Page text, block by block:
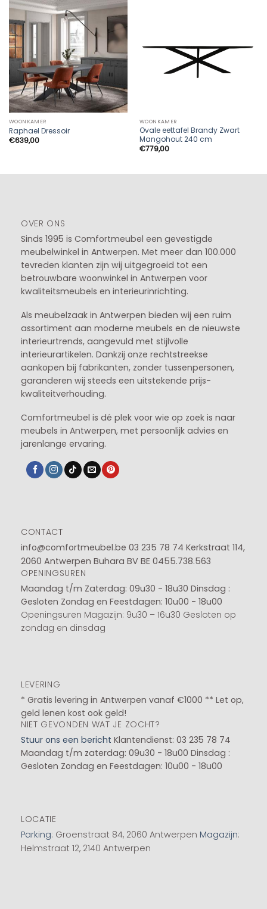
WOONKAMER
Raphael Dressoir
€639,00
WOONKAMER
Ovale eettafel Brandy Zwart
Mangohout 240 cm
€779,00
OVER ONS
Sinds 1995 is Comfortmeubel een gevestigde
meubelwinkel in Antwerpen. Met meer dan 100.000
tevreden klanten zijn wij uitgegroeid tot een
betrouwbare woonwinkel in Antwerpen voor
kwaliteitsmeubels en interieurinrichting.
Als meubelzaak in Antwerpen bieden wij een ruim
assortiment aan moderne meubels en de nieuwste
interieurtrends, aangevuld met stijlvolle
interieurartikelen. Dankzij onze rechtstreekse
aankopen bij fabrikanten, zonder tussenpersonen,
garanderen wij steeds een uitstekende prijs-
kwaliteitverhouding.
Comfortmeubel is dé plek voor wie op zoek is naar
meubels in Antwerpen, met persoonlijk advies en
jarenlange ervaring.
CONTACT
info@comfortmeubel.be 03 235 78 74 Kerkstraat 114,
2060 Antwerpen Buhara BV BE 0455.738.563
OPENINGSUREN
Maandag t/m Zaterdag: 09u30 - 18u30 Dinsdag :
Gesloten Zondag en Feestdagen: 10u00 - 18u00
Openingsuren Magazijn: 9u30 – 16u30 Gesloten op
zondag en dinsdag
LEVERING
* Gratis levering in Antwerpen vanaf €1000 ** Let op,
geld lenen kost ook geld!
NIET GEVONDEN WAT JE ZOCHT?
Stuur ons een bericht Klantendienst: 03 235 78 74
Maandag t/m zaterdag: 09u30 - 18u00 Dinsdag :
Gesloten Zondag en Feestdagen: 10u00 - 18u00
LOCATIE
Parking: Groenstraat 84, 2060 Antwerpen Magazijn:
Helmstraat 12, 2140 Antwerpen